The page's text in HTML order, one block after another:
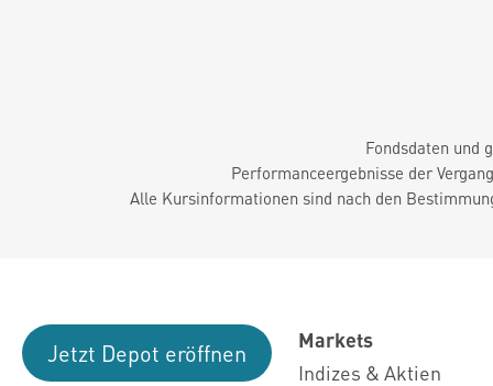
Fondsdaten und
Performanceergebnisse der
Alle Kursinformationen sind nach den
Jetzt Depot eröffnen
Markets
Indizes & Aktien